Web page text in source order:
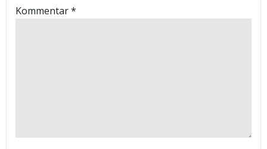
Kommentar*